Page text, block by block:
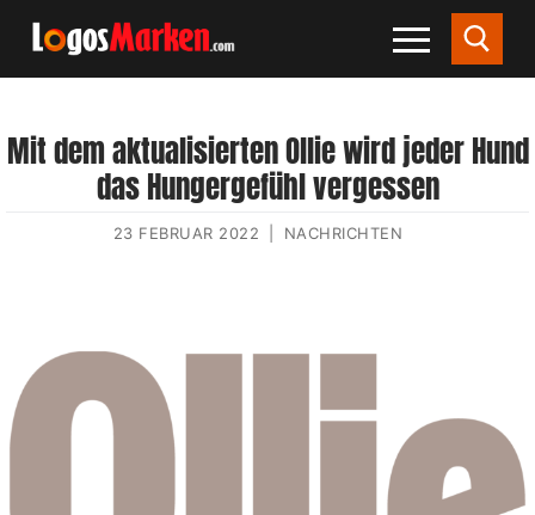
Mit dem aktualisierten Ollie wird jeder Hund
das Hungergefühl vergessen
23 FEBRUAR 2022 NACHRICHTEN